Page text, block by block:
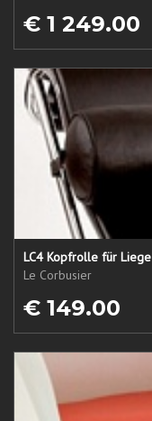
€ 1 249.00
LC4 Kopfrolle für Liege
Le Corbusier
€ 149.00